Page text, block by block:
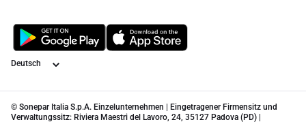
Sprache
© Sonepar Italia S.p.A. Einzelunternehmen | Eingetragener Firmensitz und
Verwaltungssitz: Riviera Maestri del Lavoro, 24, 35127 Padova (PD) |